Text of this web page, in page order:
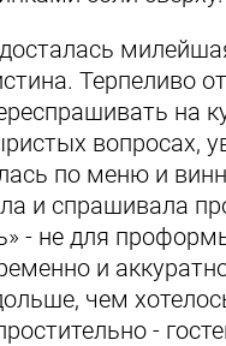
Терпеливо
на
вопросах,
по меню и
и спрашивала
- не для
и
чем
-